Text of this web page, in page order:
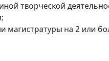
творческой
магистратуры на 2 или